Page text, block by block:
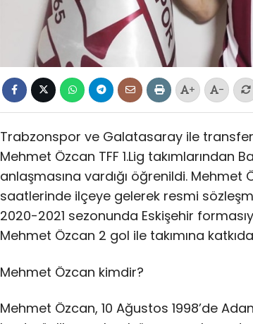
+ -
Trabzonspor ve Galatasaray ile
Mehmet Özcan TFF 1.Lig takımlarından
anlaşmasına vardığı öğrenildi. Mehmet
saatlerinde ilçeye gelerek resmi
2020-2021 sezonunda Eskişehir
Mehmet Özcan 2 gol ile takımına
Mehmet Özcan kimdir?
Mehmet Özcan, 10 Ağustos 1998’de